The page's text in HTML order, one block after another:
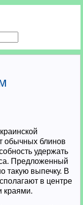
обычных блинов
удержать
Предложенный
такую выпечку. В
в центре
краями.